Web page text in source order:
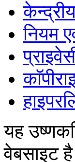
नियम
यह
वेबसाइट